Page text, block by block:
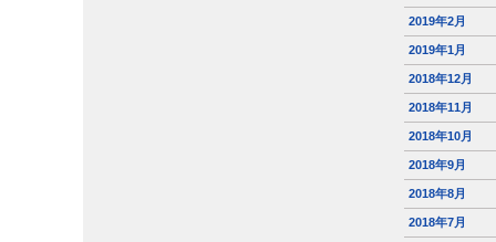
2019年2月
2019年1月
2018年12月
2018年11月
2018年10月
2018年9月
2018年8月
2018年7月